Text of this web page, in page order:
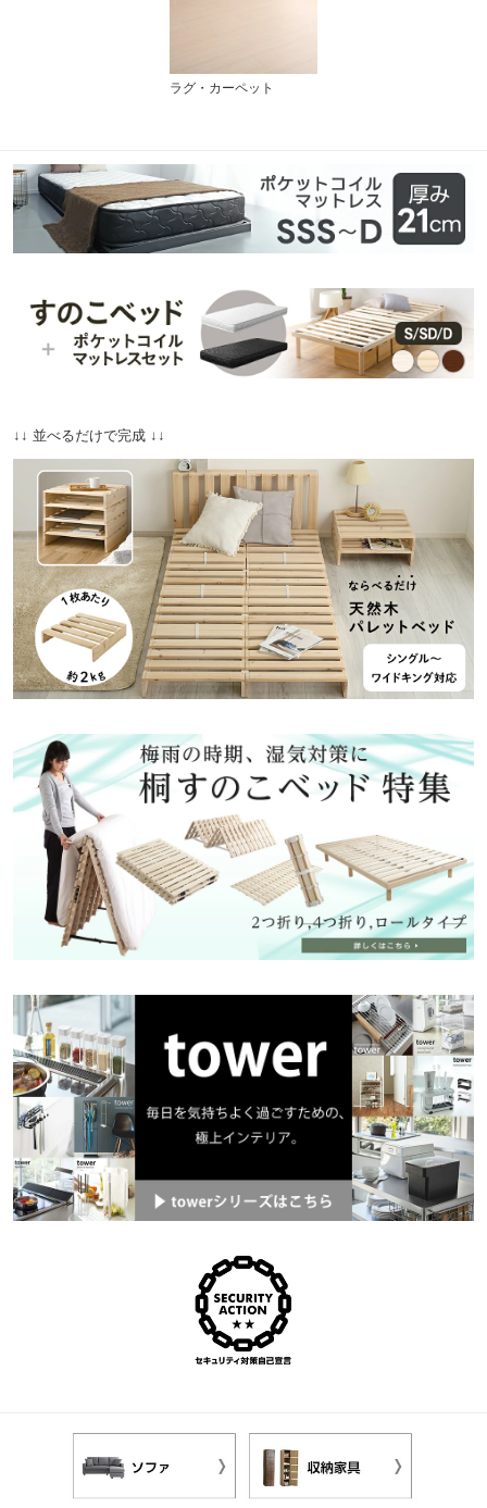
ラグ・カーペット
↓↓ 並べるだけで完成 ↓↓